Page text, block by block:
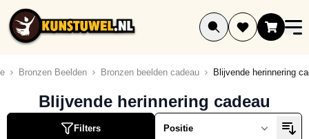
Ga naar de inhoud
Bronzen Beelden Bronzen beelden cadeau Blijvende herinnering
Blijvende herinnering cadeau
Filters